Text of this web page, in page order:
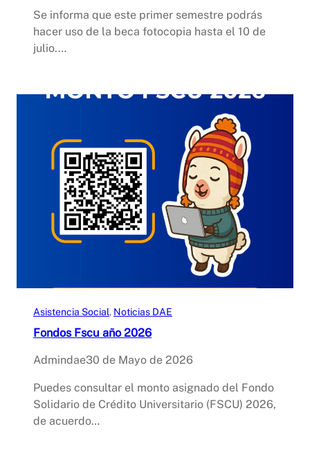
Se informa que este primer semestre podrás
hacer uso de la beca fotocopia hasta el 10 de
julio.…
Asistencia Social, Noticias DAE
Fondos Fscu año 2026
Admindae30 de Mayo de 2026
Puedes consultar el monto asignado del Fondo
Solidario de Crédito Universitario (FSCU) 2026,
de acuerdo…